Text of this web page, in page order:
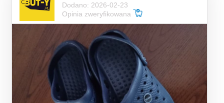
Dodano: 2026-02-23
Opinia zweryfikowana